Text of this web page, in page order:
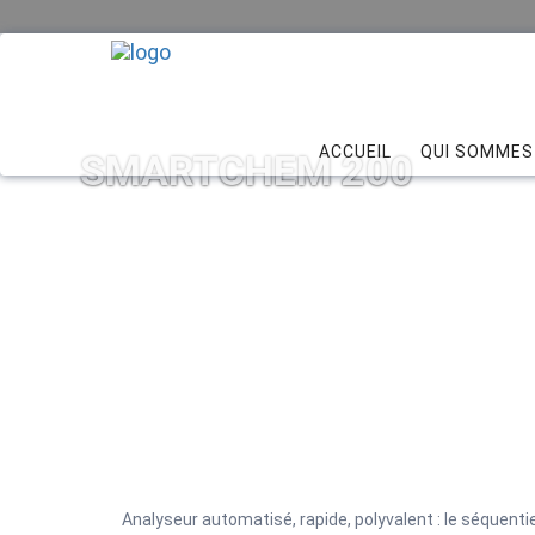
ACCUEIL QUI
SMARTCHEM 200
Analyseur automatisé, rapide, polyvalent : le